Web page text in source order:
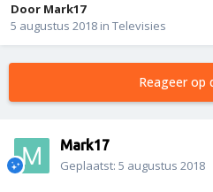
Door Mark17
5 augustus 2018 in Televisies
Reageer op
Mark17
Geplaatst: 5 augustus 2018